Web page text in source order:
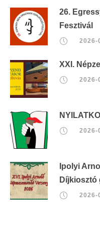
26.
Fesztivál
2026-
XXI.
2026-
2026-
Ipolyi
Díjkiosztó
2026-